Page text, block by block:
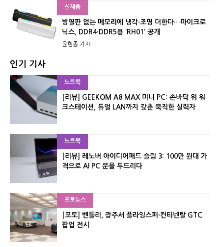
신제품
방열판 없는 메모리에 냉각·조명 더한다…마이크로
닉스, DDR4·DDR5용 ‘RH01’ 공개
윤현종 기자
인기 기사
노트북
[리뷰] GEEKOM A8 MAX 미니 PC: 손바닥 위 워
크스테이션, 듀얼 LAN까지 갖춘 묵직한 실력자
노트북
[리뷰] 레노버 아이디어패드 슬림 3: 100만 원대 가
격으로 AI PC 문을 두드리다
포토뉴스
[포토] 벤틀리, 광주서 플라잉스퍼·컨티넨탈 GTC
팝업 전시